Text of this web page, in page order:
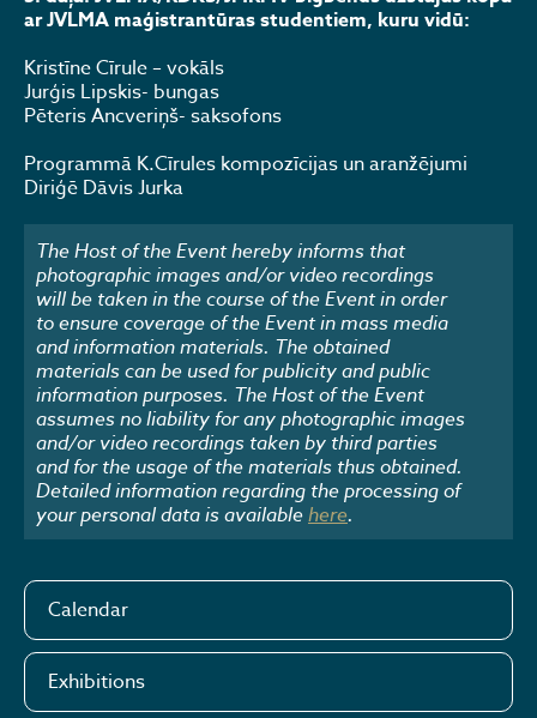
ar JVLMA maģistrantūras studentiem, kuru vidū:
Kristīne Cīrule – vokāls
Jurģis Lipskis- bungas
Pēteris Ancveriņš- saksofons
Programmā K.Cīrules kompozīcijas un aranžējumi
Diriģē Dāvis Jurka
The Host of the Event hereby informs that
photographic images and/or video recordings
will be taken in the course of the Event in order
to ensure coverage of the Event in mass media
and information materials. The obtained
materials can be used for publicity and public
information purposes. The Host of the Event
assumes no liability for any photographic images
and/or video recordings taken by third parties
and for the usage of the materials thus obtained.
Detailed information regarding the processing of
your personal data is availablehere.
Calendar
Exhibitions